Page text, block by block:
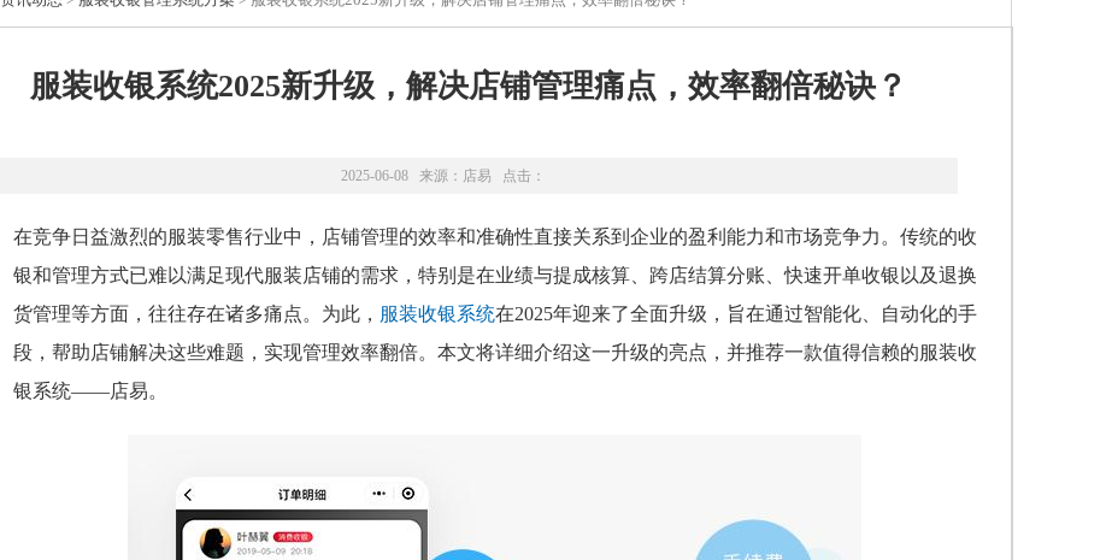
服装收银系统2025新升级，解决店铺管理痛点，效率翻倍秘诀？
2025-06-08 来源： 店易 点击：
在竞争日益激烈的服装零售行业中，店铺管理的效率和准确性直接关系到企业的盈利能力和市场竞争力。传统的收
银和管理方式已难以满足现代服装店铺的需求，特别是在业绩与提成核算、跨店结算分账、快速开单收银以及退换
货管理等方面，往往存在诸多痛点。为此， 服装收银系统在2025年迎来了全面升级，旨在通过智能化、自动化的手
段，帮助店铺解决这些难题，实现管理效率翻倍。本文将详细介绍这一升级的亮点，并推荐一款值得信赖的服装收
银系统——店易。